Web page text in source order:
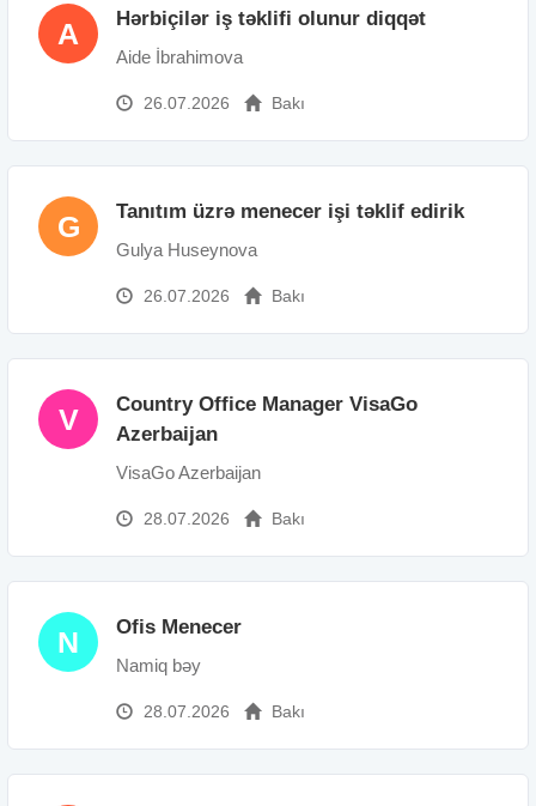
A Hərbiçilər iş təklifi olunur diqqət
Aide İbrahimova
26.07.2026 Bakı
G Tanıtım üzrə menecer işi təklif edirik
Gulya Huseynova
26.07.2026 Bakı
V
Country Office Manager VisaGo
Azerbaijan
VisaGo Azerbaijan
28.07.2026 Bakı
N Ofis Menecer
Namiq bəy
28.07.2026 Bakı